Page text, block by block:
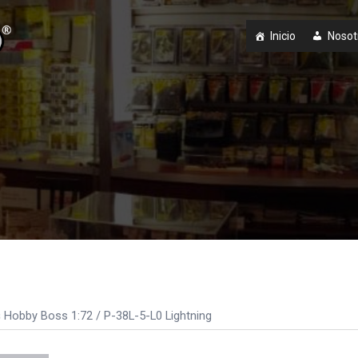
Inicio
Hobby Boss 1:72 / P-38L-5-L0 Lightning